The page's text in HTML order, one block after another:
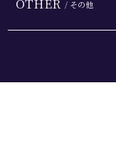
OTHER / その他